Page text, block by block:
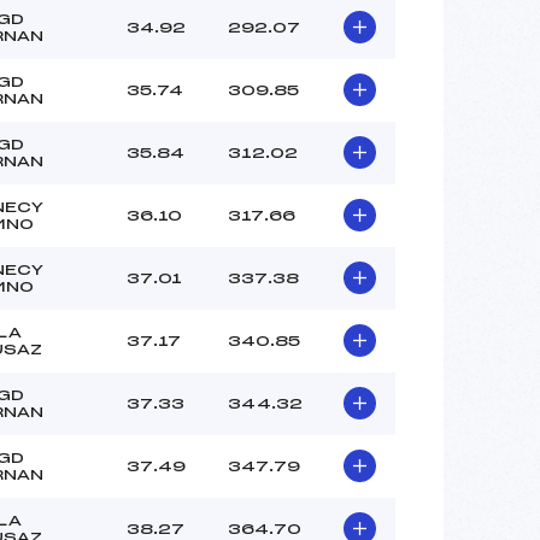
:
-2
34.92 292.07
35.74 309.85
35.84 312.02
36.10 317.66
37.01 337.38
37.17 340.85
37.33 344.32
37.49 347.79
38.27 364.70